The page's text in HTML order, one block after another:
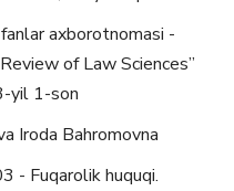
fanlar axborotnomasi -
of Law Sciences”
yil 1-son
Iroda Bahromovna
- Fuqarolik huquqi.